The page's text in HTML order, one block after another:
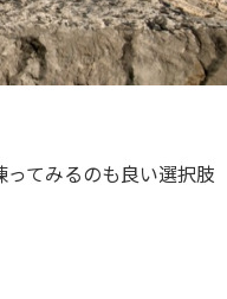
てみるのも良い選択肢